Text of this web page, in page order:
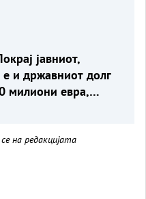
и државниот долг
милиони евра,
на редакцијата